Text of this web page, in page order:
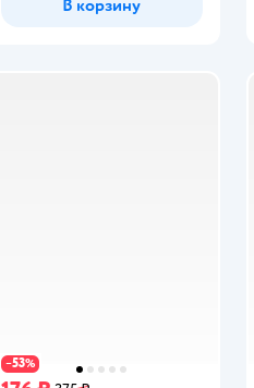
В корзину
−53%